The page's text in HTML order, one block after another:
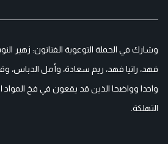
وشارك في الحملة التوعوية الفنانون: زهير
فهد، رانيا فهد، ريم سعادة، وأمل الدباس،
واحدا وواضحا الذين قد يقعون في فخ المواد
التهلكة.